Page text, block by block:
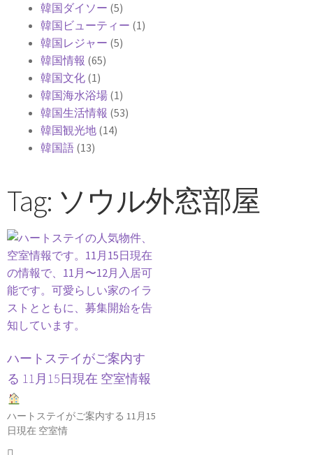
韓国ダイソー (5)
韓国ビューティー (1)
韓国レジャー (5)
韓国情報 (65)
韓国文化 (1)
韓国海水浴場 (1)
韓国生活情報 (53)
韓国観光地 (14)
韓国語 (13)
Tag: ソウル外窓部屋
ハートステイがご案内す
る 11月15日現在 空室情報
ハートステイがご案内する 11月15
日現在 空室情